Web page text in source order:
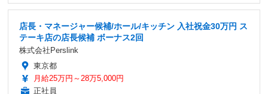
店長・マネージャー候補/ホール/キッチン 入社祝金30万円 ス
テーキ店の店長候補 ボーナス2回
株式会社Perslink
東京都
月給25万円～28万5,000円
正社員